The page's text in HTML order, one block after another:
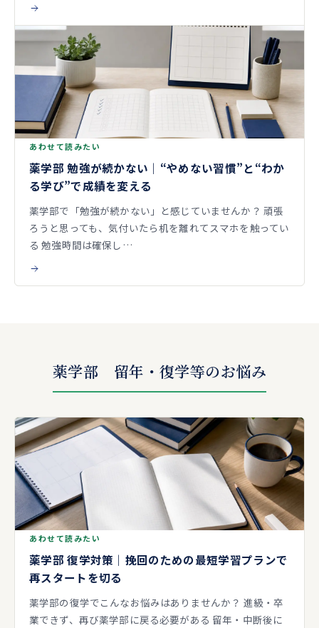
あわせて読みたい
薬学部 勉強が続かない｜“やめない習慣”と“わか
る学び”で成績を変える
薬学部で「勉強が続かない」と感じていませんか？ 頑張
ろうと思っても、気付いたら机を離れてスマホを触ってい
る 勉強時間は確保し…
薬学部 留年・復学等のお悩み
あわせて読みたい
薬学部 復学対策｜挽回のための最短学習プランで
再スタートを切る
薬学部の復学でこんなお悩みはありませんか？ 進級・卒
業できず、再び薬学部に戻る必要がある 留年・中断後に